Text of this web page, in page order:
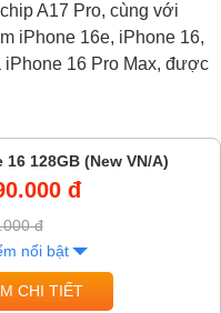
A17 Pro, cùng với
iPhone 16e, iPhone 16,
iPhone 16 Pro Max, được
16 128GB (New VN/A)
đ
đ
nổi bật
CHI TIẾT